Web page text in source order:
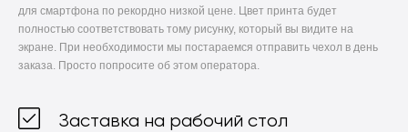
для смартфона по рекордно низкой цене. Цвет принта будет
полностью соответствовать тому рисунку, который вы видите на
экране. При необходимости мы постараемся отправить чехол в день
заказа. Просто попросите об этом оператора.
Заставка на рабочий стол